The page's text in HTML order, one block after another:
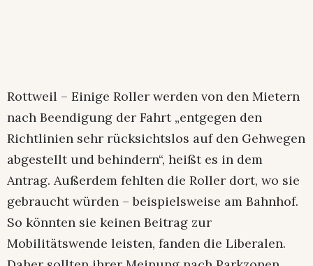
Rottweil – Einige Roller werden von den Mietern
nach Beendigung der Fahrt „entgegen den
Richtlinien sehr rücksichtslos auf den Gehwegen
abgestellt und behindern“, heißt es in dem
Antrag. Außerdem fehlten die Roller dort, wo sie
gebraucht würden – beispielsweise am Bahnhof.
So könnten sie keinen Beitrag zur
Mobilitätswende leisten, fanden die Liberalen.